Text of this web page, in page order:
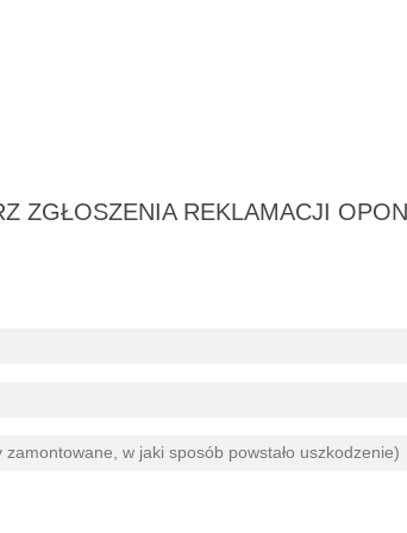
ZGŁOSZENIA REKLAMACJI OPON